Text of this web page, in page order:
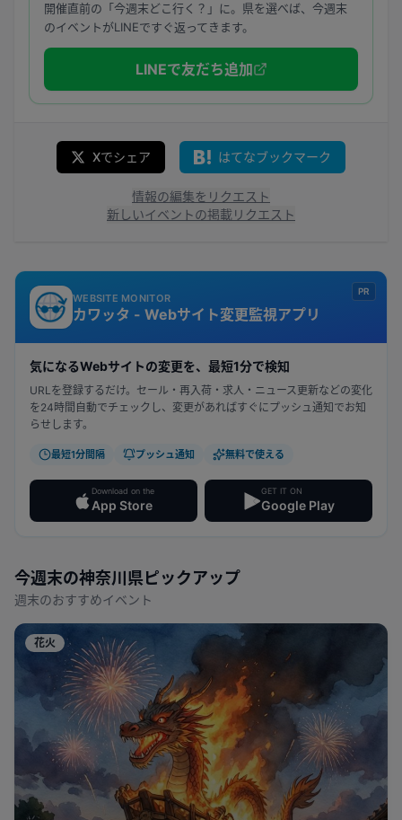
開催直前の「今週末どこ行く？」に。県を選べば、今週末
のイベントがLINEですぐ返ってきます。
LINEで友だち追加
Xでシェア はてなブックマーク
情報の編集をリクエスト
新しいイベントの掲載リクエスト
PR
WEBSITE MONITOR
カワッタ - Webサイト変更監視アプリ
気になるWebサイトの変更を、最短1分で検知
URLを登録するだけ。セール・再入荷・求人・ニュース更新などの変化
を24時間自動でチェックし、変更があればすぐにプッシュ通知でお知
らせします。
最短1分間隔 プッシュ通知 無料で使える
Download on the
App Store
GET IT ON
Google Play
今週末の神奈川県 ピックアップ
週末のおすすめイベント
花火